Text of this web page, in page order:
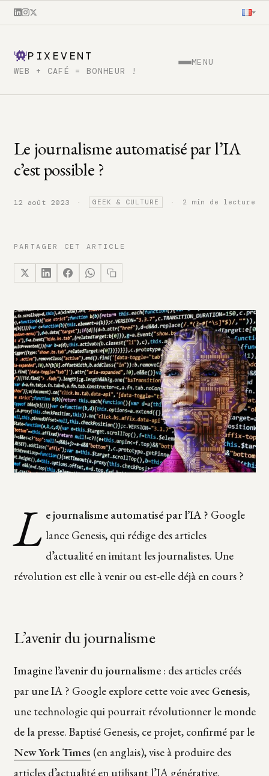
PIXEVENT
WEB + CAFÉ = BONHEUR !
MENU
Le journalisme automatisé par l’IA
c’est possible ?
12 août 2023 · GEEK & CULTURE · 2 min de lecture
PARTAGER CET ARTICLE
L e journalisme automatisé par l’IA ? Google
lance Genesis, qui rédige des articles
d’actualité en imitant les journalistes. Une
révolution est elle à venir ou est-elle déjà en cours ?
L’avenir du journalisme
Imagine l’avenir du journalisme: des articles créés
par une IA ? Google explore cette voie avec Genesis,
une technologie qui pourrait révolutionner le monde
de la presse. Baptisé Genesis, ce projet, confirmé par le
New York Times (en anglais), vise à produire des
articles d’actualité en utilisant l’IA générative.